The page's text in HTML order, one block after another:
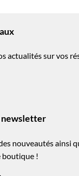
actualités sur vos
newsletter
nouveautés ainsi
boutique !